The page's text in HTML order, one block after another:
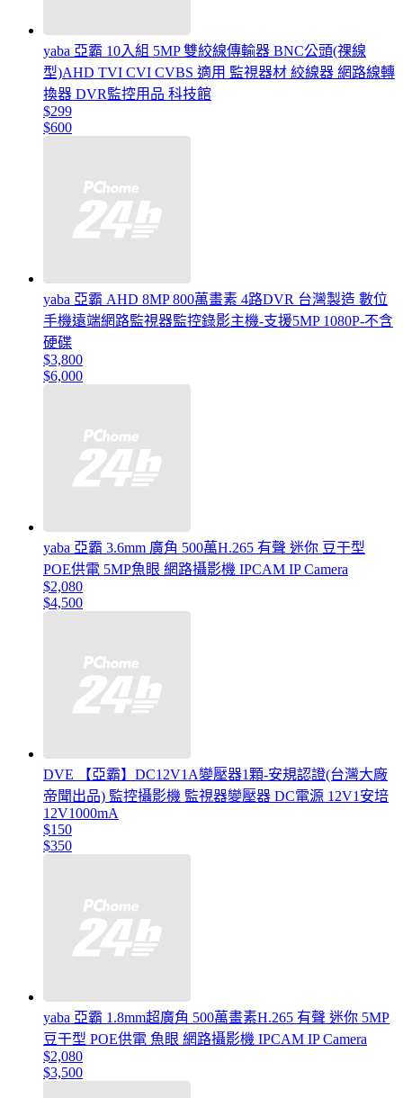
yaba 亞霸 10入組 5MP 雙絞線傳輸器 BNC公頭(祼線
型)AHD TVI CVI CVBS 適用 監視器材 絞線器 網路線轉
換器 DVR監控用品 科技館
$299
$600
yaba 亞霸 AHD 8MP 800萬畫素 4路DVR 台灣製造 數位
手機遠端網路監視器監控錄影主機-支援5MP 1080P-不含
硬碟
$3,800
$6,000
yaba 亞霸 3.6mm 廣角 500萬H.265 有聲 迷你 豆干型
POE供電 5MP魚眼 網路攝影機 IPCAM IP Camera
$2,080
$4,500
DVE 【亞霸】DC12V1A變壓器1顆-安規認證(台灣大廠
帝聞出品) 監控攝影機 監視器變壓器 DC電源 12V1安培
12V1000mA
$150
$350
yaba 亞霸 1.8mm超廣角 500萬畫素H.265 有聲 迷你 5MP
豆干型 POE供電 魚眼 網路攝影機 IPCAM IP Camera
$2,080
$3,500